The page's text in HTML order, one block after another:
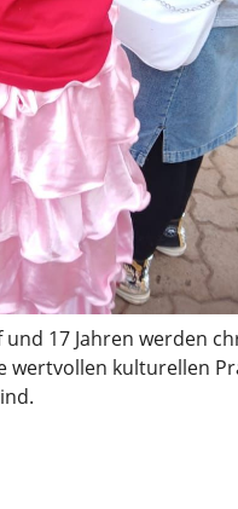
17 Jahren werden
wertvollen kulturellen